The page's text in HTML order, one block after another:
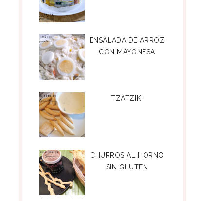
ENSALADA DE ARROZ
CON MAYONESA
TZATZIKI
CHURROS AL HORNO
SIN GLUTEN